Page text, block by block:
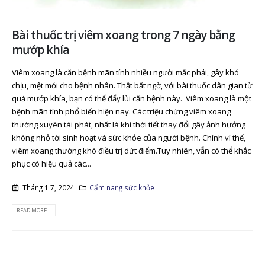
Bài thuốc trị viêm xoang trong 7 ngày bằng
mướp khía
Viêm xoang là căn bệnh mãn tính nhiều người mắc phải, gây khó
chịu, mệt mỏi cho bệnh nhân. Thật bất ngờ, với bài thuốc dân gian từ
quả mướp khía, bạn có thể đẩy lùi căn bệnh này. Viêm xoang là một
bệnh mãn tính phổ biến hiện nay. Các triệu chứng viêm xoang
thường xuyên tái phát, nhất là khi thời tiết thay đổi gây ảnh hưởng
không nhỏ tới sinh hoạt và sức khỏe của người bệnh. Chính vì thế,
viêm xoang thường khó điều trị dứt điểm.Tuy nhiên, vẫn có thể khắc
phục có hiệu quả các...
Tháng 1 7, 2024 Cẩm nang sức khỏe
READ MORE...